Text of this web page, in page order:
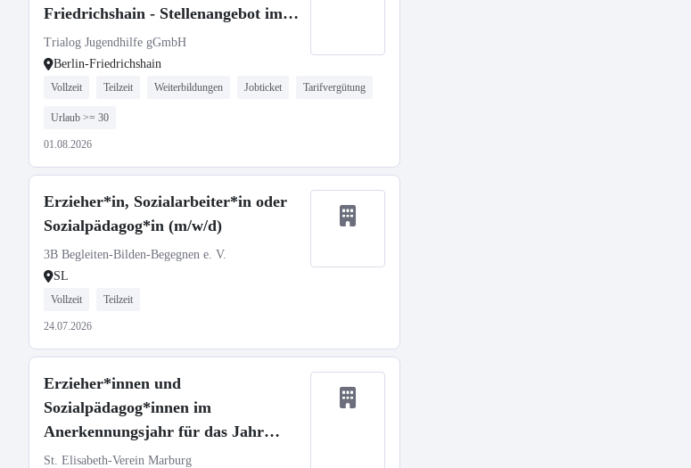
Friedrichshain - Stellenangebot im
Stellenmarkt Bildung
Trialog Jugendhilfe gGmbH
Berlin-Friedrichshain
Vollzeit Teilzeit Weiterbildungen Jobticket Tarifvergütung
Urlaub >= 30
01.08.2026
Erzieher*in, Sozialarbeiter*in oder
Sozialpädagog*in (m/w/d)
3B Begleiten-Bilden-Begegnen e. V.
SL
Vollzeit Teilzeit
24.07.2026
Erzieher*innen und
Sozialpädagog*innen im
Anerkennungsjahr für das Jahr
2026/2027
St. Elisabeth-Verein Marburg